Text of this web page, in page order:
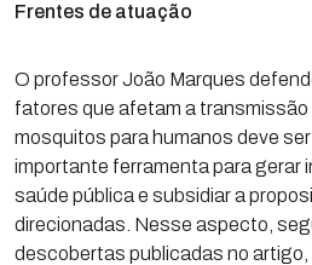
Frentes de atuação
O professor João Marques
fatores que afetam a transmissão
mosquitos para humanos deve
importante ferramenta para gerar
saúde pública e subsidiar a
direcionadas. Nesse aspecto,
descobertas publicadas no artigo,